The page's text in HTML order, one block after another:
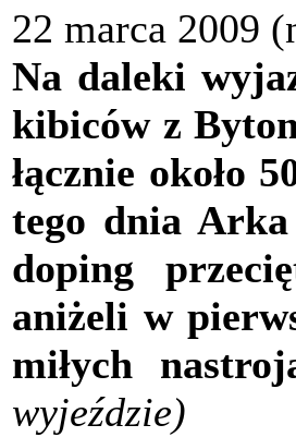
22 marca 2009
Na daleki
kibiców z
łącznie około
tego dnia
doping
aniżeli w
miłych
wyjeździe)